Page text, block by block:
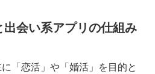
会い系アプリの仕組み
「恋活」や「婚活」を目的と